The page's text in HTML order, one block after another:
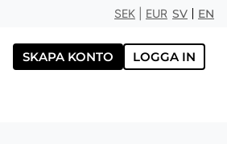
SEK EUR SV EN
SKAPA KONTO LOGGA IN